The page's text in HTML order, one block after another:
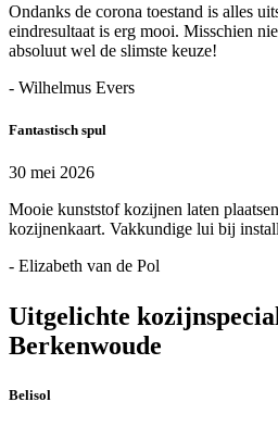
Ondanks de corona toestand is alles
eindresultaat is erg mooi. Misschien
absoluut wel de slimste keuze!
- Wilhelmus Evers
Fantastisch spul
30 mei 2026
Mooie kunststof kozijnen laten
kozijnenkaart. Vakkundige lui bij
- Elizabeth van de Pol
Uitgelichte
Berkenwoude
Belisol